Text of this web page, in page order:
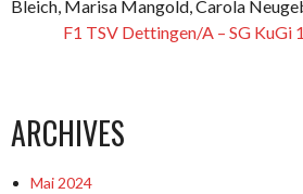
Bleich, Marisa Mangold, Carola
F1 TSV Dettingen/A – SG KuGi
ARCHIVES
Mai 2024